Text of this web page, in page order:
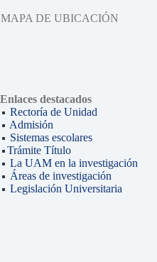
MAPA DE UBICACIÓN
Enlaces destacados
Rectoría de Unidad
Admisión
Sistemas escolares
Trámite Título
La UAM en la investigación
Áreas de investigación
Legislación Universitaria